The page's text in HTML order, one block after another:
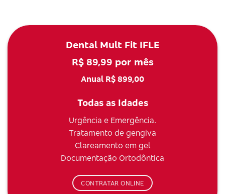
Dental Mult Fit IFLE
R$ 89,99 por mês
Anual R$ 899,00
Todas as Idades
Urgência e Emergência.
Tratamento de gengiva
Clareamento em gel
Documentação Ortodôntica
CONTRATAR ONLINE